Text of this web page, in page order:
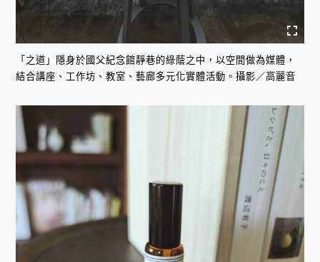
「之道」隱身於國父紀念館靜巷的綠蔭之中，以空間做為媒體，
結合講座、工作坊、教室、藝廊多元化實體活動。攝影／高麗音